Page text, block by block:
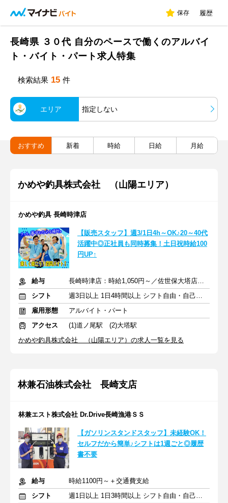
保存 履歴
長崎県 ３０代 自分のペースで働くのアルバイ
ト・バイト・パート求人特集
検索結果 15 件
エリア 指定しない
おすすめ 新着 時給 日給 月給
かめや釣具株式会社 （山陽エリア）
かめや釣具 長崎時津店
【販売スタッフ】週3/1日4h～OK♪20～40代
活躍中◎正社員も同時募集！土日祝時給100
円UP↑
給与
長崎時津店：時給1,050円～／佐世保大塔店：時給1,200円～
シフト
週3日以上 1日4時間以上 シフト自由・自己申告
雇用形態
アルバイト・パート
アクセス
(1)道ノ尾駅 (2)大塔駅
かめや釣具株式会社 （山陽エリア）の求人一覧を見る
林兼石油株式会社 長崎支店
林兼エスト株式会社 Dr.Drive長崎漁港ＳＳ
【ガソリンスタンドスタッフ】未経験OK！
セルフだから簡単♪シフトは1週ごと◎履歴
書不要
給与
時給1100円～＋交通費支給
シフト
週1日以上 1日3時間以上 シフト自由・自己申告